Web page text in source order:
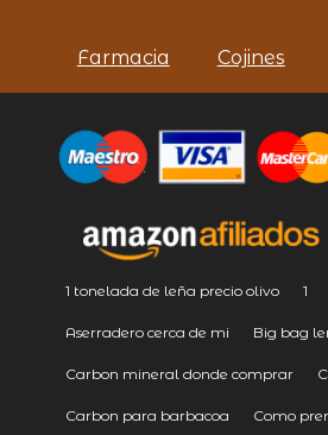
Farmacia Cojines
1 tonelada de leña precio olivo 1
Aserradero cerca de mi Big bag
Carbon mineral donde comprar
Carbon para barbacoa Como